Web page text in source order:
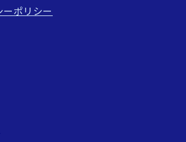
ーポリシー